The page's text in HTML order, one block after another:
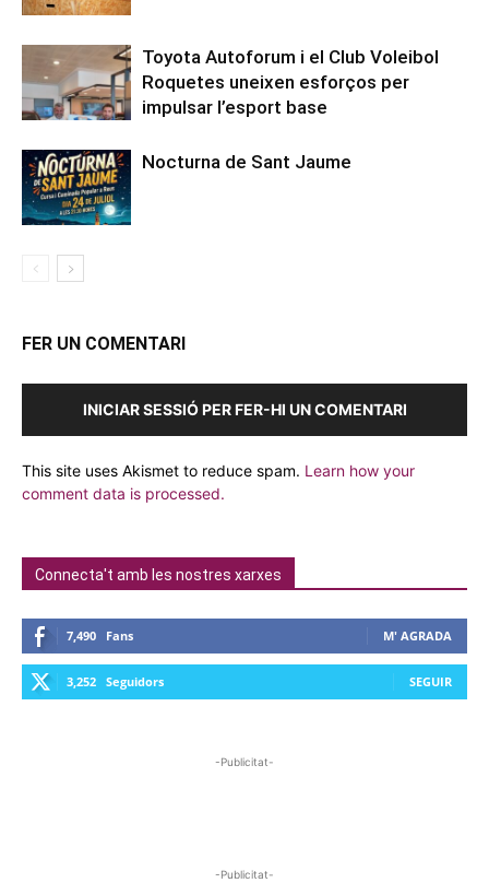
Toyota Autoforum i el Club Voleibol
Roquetes uneixen esforços per
impulsar l’esport base
Nocturna de Sant Jaume
FER UN COMENTARI
INICIAR SESSIÓ PER FER-HI UN COMENTARI
This site uses Akismet to reduce spam. Learn how your
comment data is processed.
Connecta't amb les nostres xarxes
7,490 Fans M' AGRADA
3,252 Seguidors SEGUIR
-Publicitat-
-Publicitat-